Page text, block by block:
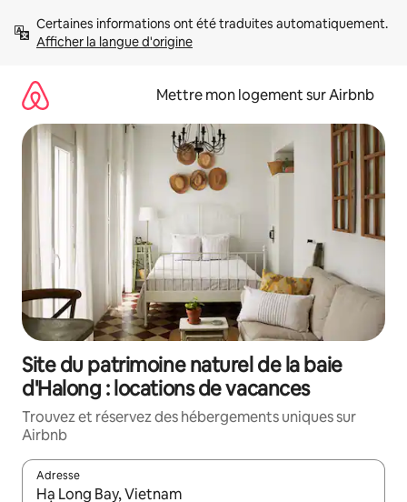
directement
Afficher la langue d'origine
Mettre mon logement sur Airbnb
Site du patrimoine naturel de la baie
d'Halong : locations de vacances
Trouvez et réservez des hébergements uniques sur
Airbnb
Adresse
Lorsque les résultats s'affichent, utilisez les flèches vers le